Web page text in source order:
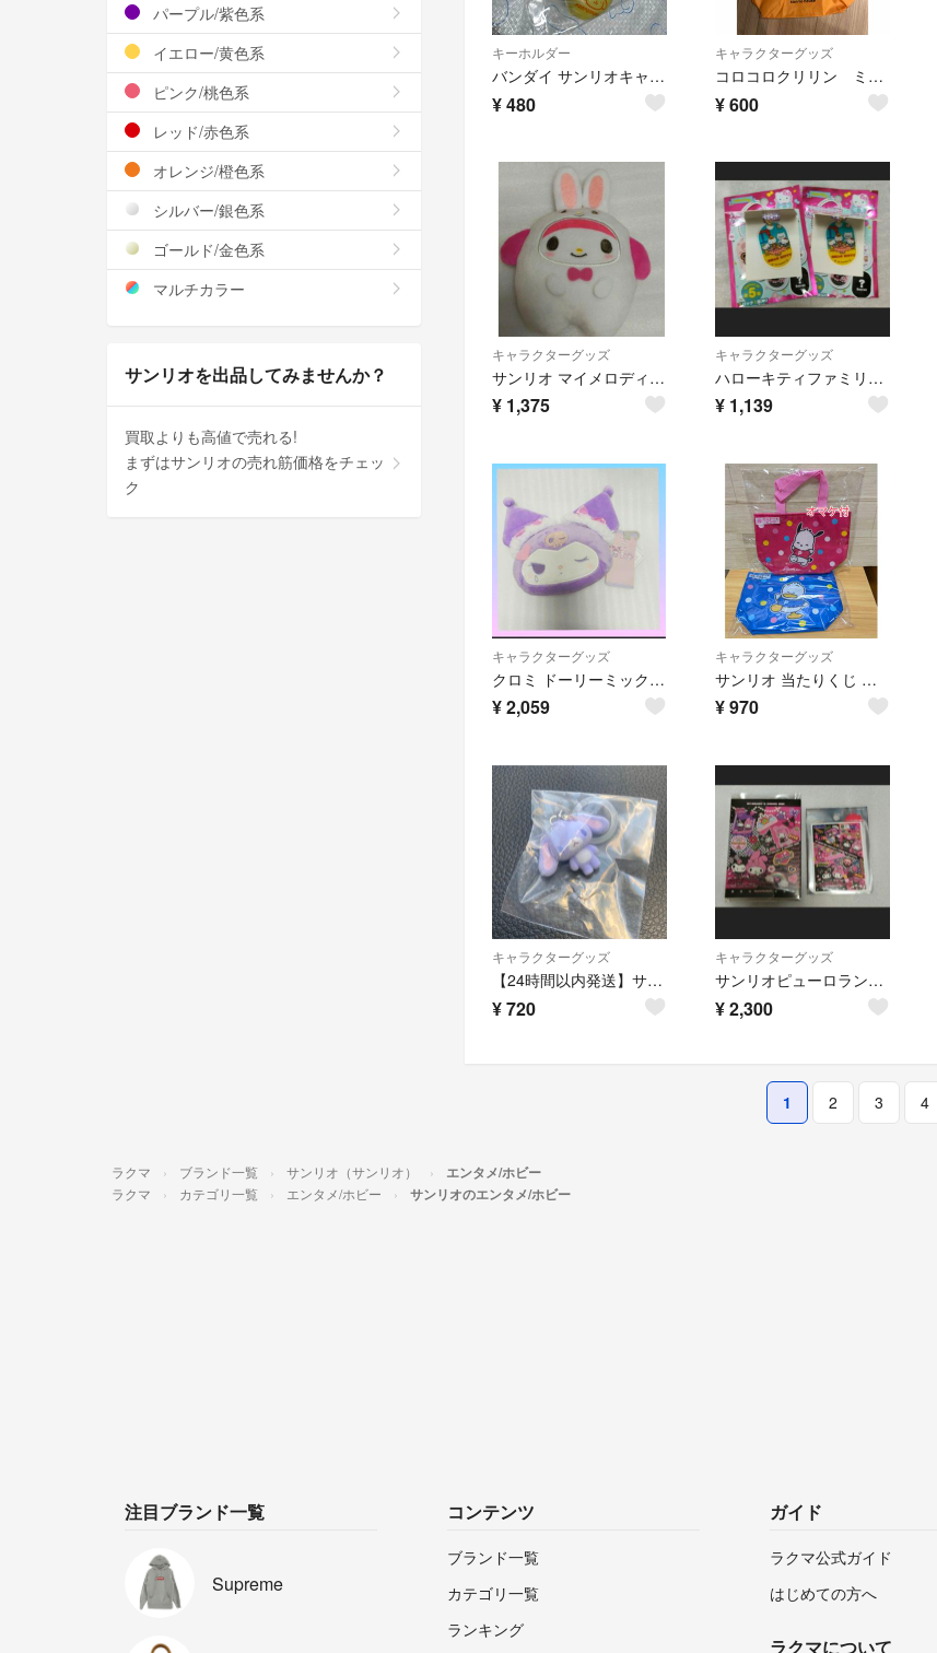
キーホルダー
バンダイ サンリオキャラクターズ バルーンポップチャーム ポムポムプリン
¥480
キャラクターグッズ
コロコロクリリン ミニバック
¥600
キャラクターグッズ
サンリオ マイメロディ お友だち リズムくんぬいぐるみ マスコット
¥ 1,375
キャラクターグッズ
ハローキティファミリー シークレット アクリルキーホルダー 2個セット
¥ 1,139
キャラクターグッズ
クロミ ドーリーミックス ぬいぐるみポーチ サンリオ なつめみく
¥2,059
キャラクターグッズ
サンリオ 当たりくじ ミニトートバッグ 2種セット ポチャッコ ペックル
¥970
キャラクターグッズ
【24時間以内発送】サンリオ シュガーバニーズ ふわふわめじるしアクセサリー ブルーベリーうさ
¥720
キャラクターグッズ
サンリオピューロランド マイメロディ クロミ 耐水性ステッカーとメモ帳セット
¥2,300
1 2 3 4
パープル/紫色系
イエロー/黄色系
ピンク/桃色系
レッド/赤色系
オレンジ/橙色系
シルバー/銀色系
ゴールド/金色系
マルチカラー
サンリオを出品してみませんか？
買取よりも高値で売れる!
まずはサンリオの売れ筋価格をチェッ
ク
ラクマ ブランド一覧 サンリオ（サンリオ） エンタメ/ホビー
ラクマ カテゴリ一覧 エンタメ/ホビー サンリオのエンタメ/ホビー
注目ブランド一覧
Supreme
コンテンツ
ブランド一覧
カテゴリ一覧
ランキング
ガイド
ラクマ公式ガイド
はじめての方へ
ラクマについて